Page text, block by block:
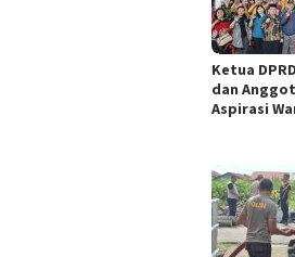
‎Ketua
dan
Aspirasi